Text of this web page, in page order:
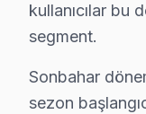
Neden:
2025 Türkiye
En çok
Bu sorunların
kullanıcılar bu
segment.
Sonbahar
sezon